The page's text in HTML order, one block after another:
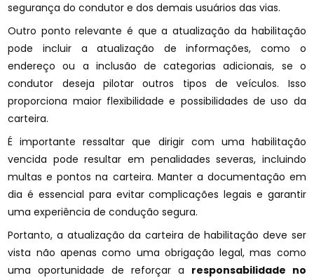
segurança do condutor e dos demais usuários das vias.
Outro ponto relevante é que a atualização da habilitação
pode incluir a atualização de informações, como o
endereço ou a inclusão de categorias adicionais, se o
condutor deseja pilotar outros tipos de veículos. Isso
proporciona maior flexibilidade e possibilidades de uso da
carteira.
É importante ressaltar que dirigir com uma habilitação
vencida pode resultar em penalidades severas, incluindo
multas e pontos na carteira. Manter a documentação em
dia é essencial para evitar complicações legais e garantir
uma experiência de condução segura.
Portanto, a atualização da carteira de habilitação deve ser
vista não apenas como uma obrigação legal, mas como
uma oportunidade de reforçar a responsabilidade no